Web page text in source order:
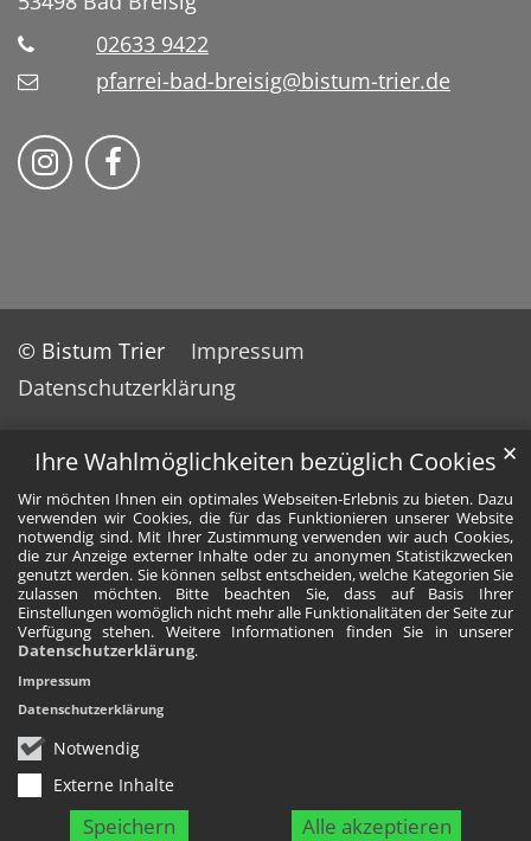
Ihre Wahlmöglichkeiten bezüglich Cookies
Wir möchten Ihnen ein optimales Webseiten-Erlebnis zu bieten. Dazu
verwenden wir Cookies, die für das Funktionieren unserer Website
notwendig sind. Mit Ihrer Zustimmung verwenden wir auch Cookies,
die zur Anzeige externer Inhalte oder zu anonymen Statistikzwecken
genutzt werden. Sie können selbst entscheiden, welche Kategorien Sie
zulassen möchten. Bitte beachten Sie, dass auf Basis Ihrer
Einstellungen womöglich nicht mehr alle Funktionalitäten der Seite zur
Verfügung stehen. Weitere Informationen finden Sie in unserer
Datenschutzerklärung.
Notwendig
Externe Inhalte
Speichern Alle akzeptieren
✕
Impressum
Datenschutzerklärung
02633 9422
pfarrei-bad-breisig@bistum-trier.de
Folge uns auf Instragram
Folge uns auf Facebook
© Bistum Trier
Impressum
Datenschutzerklärung